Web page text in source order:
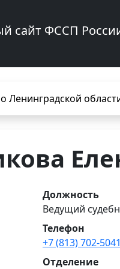
сайт ФССП
Ленинградской
Должность
Ведущий
Телефон
+7 (813) 702-5041
Отделение